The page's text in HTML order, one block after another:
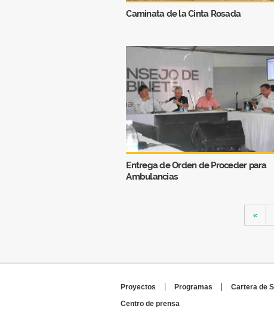
Caminata de la Cinta Rosada
Entrega de Orden de Proceder para
Ambulancias
«
Proyectos Programas Cartera de
Centro de prensa